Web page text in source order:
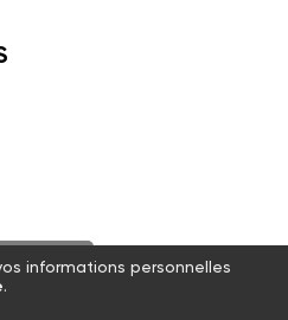
informations personnelles
.